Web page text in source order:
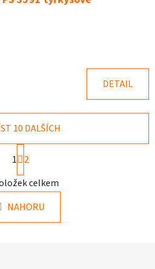
DETAIL
O
v
á
d
10 DALŠÍCH
S
t
r
á
n
k
1
2
celkem
NAHORU